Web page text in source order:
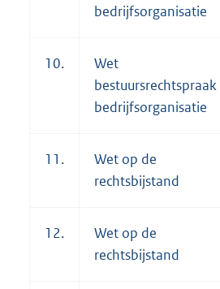
bedrijfsorganisatie
10.
Wet
bestuursrechtspraak
bedrijfsorganisatie
11.
Wet op de
rechtsbijstand
12.
Wet op de
rechtsbijstand